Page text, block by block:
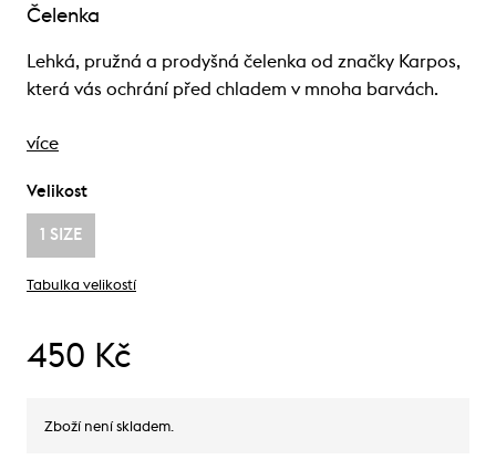
Čelenka
Lehká, pružná a prodyšná čelenka od značky Karpos,
která vás ochrání před chladem v mnoha barvách.
více
Velikost
1 SIZE
Tabulka velikostí
450 Kč
Zboží není skladem.